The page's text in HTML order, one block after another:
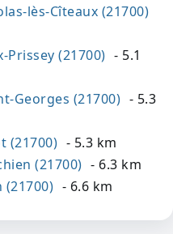
lès-Cîteaux (21700)
(21700) - 5.1
Georges (21700) - 5.3
(21700) - 5.3 km
(21700) - 6.3 km
- 6.6 km